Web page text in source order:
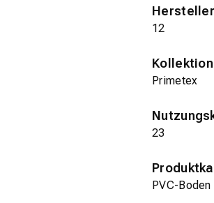
12
Kollektion
Primetex
23
PVC-Boden